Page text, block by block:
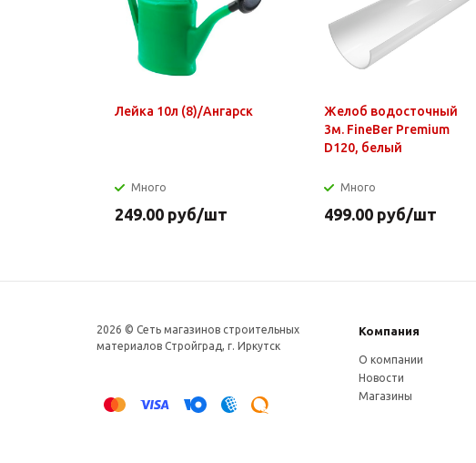
Лейка 10л (8)/Ангарск
Много
249.00 руб/шт
Желоб водосточный
3м. FineBer Premium
D120, белый
Много
499.00 руб/шт
2026 © Сеть магазинов строительных
материалов Стройград, г. Иркутск
Компания
О компании
Новости
Магазины